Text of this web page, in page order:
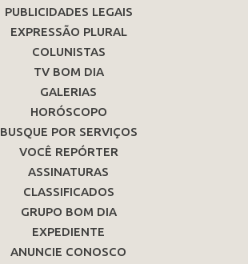
PUBLICIDADES LEGAIS
EXPRESSÃO PLURAL
COLUNISTAS
TV BOM DIA
GALERIAS
HORÓSCOPO
BUSQUE POR SERVIÇOS
VOCÊ REPÓRTER
ASSINATURAS
CLASSIFICADOS
GRUPO BOM DIA
EXPEDIENTE
ANUNCIE CONOSCO